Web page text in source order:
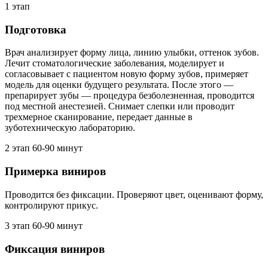
1 этап
Подготовка
Врач анализирует форму лица, линию улыбки, оттенок зубов.
Лечит стоматологические заболевания, моделирует и
согласовывает с пациентом новую форму зубов, примеряет
модель для оценки будущего результата. После этого —
препарирует зубы — процедура безболезненная, проводится
под местной анестезией. Снимает слепки или проводит
трехмерное сканирование, передает данные в
зуботехническую лабораторию.
2 этап 60-90 минут
Примерка виниров
Проводится без фиксации. Проверяют цвет, оценивают форму,
контролируют прикус.
3 этап 60-90 минут
Фиксация виниров